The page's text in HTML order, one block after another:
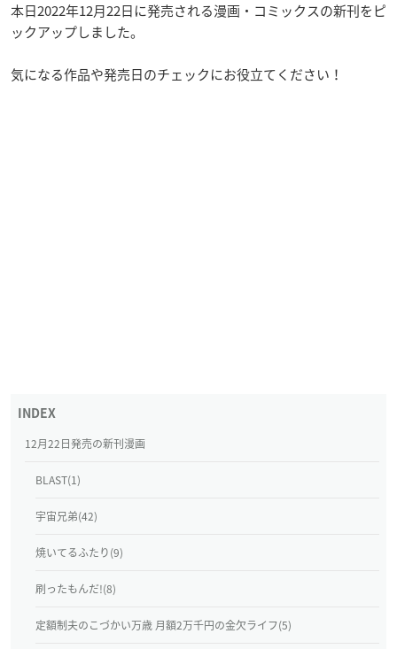
本日2022年12月22日に発売される漫画・コミックスの新刊をピ
ックアップしました。
気になる作品や発売日のチェックにお役立てください！
12月22日発売の新刊漫画
BLAST(1)
宇宙兄弟(42)
焼いてるふたり(9)
刷ったもんだ!(8)
定額制夫のこづかい万歳 月額2万千円の金欠ライフ(5)